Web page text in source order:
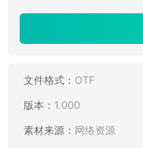
文件格式： OTF
版本： 1.000
素材来源： 网络资源